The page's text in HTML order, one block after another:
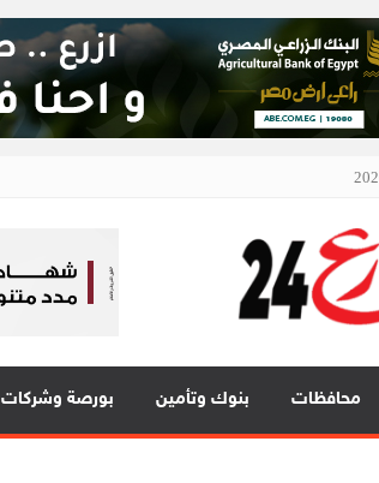
الشارع 24
أنت دائمًا في قلب الحدث
محافظات بنوك وتأمين بورصة وشركات